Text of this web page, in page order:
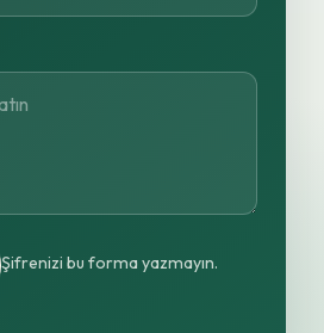
Şifrenizi bu forma yazmayın.